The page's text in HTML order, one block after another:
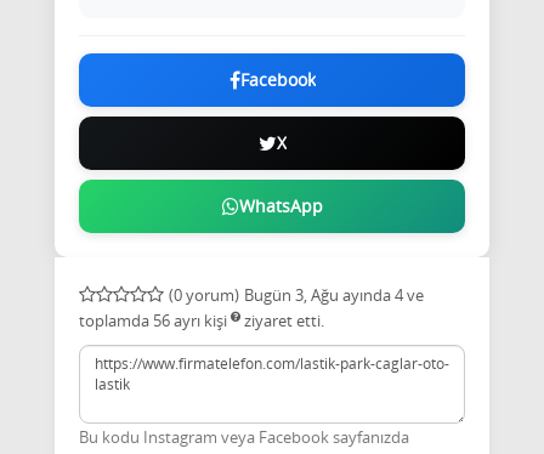
Facebook
X
WhatsApp
(0 yorum) Bugün 3, Ağu ayında 4 ve
toplamda 56ayrı kişi ziyaret etti.
Bu kodu Instagram veya Facebook sayfanızda